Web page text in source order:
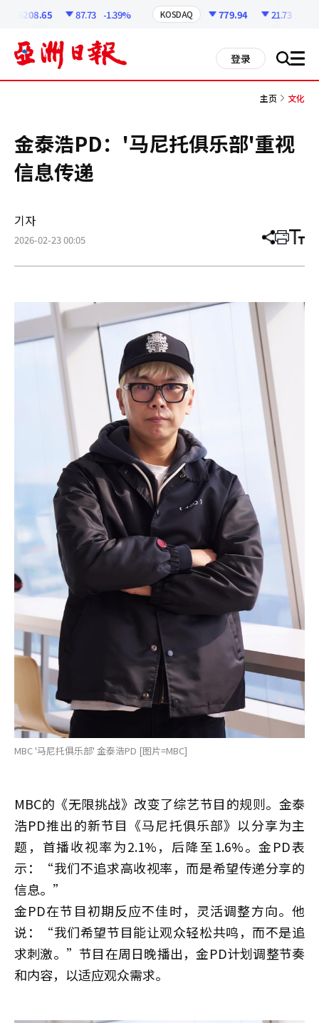
6208.65 87.73 -1.39% KOSDAQ 779.94 21.73 -2.71%
登录 搜 all
主页 文化
金泰浩PD：'马尼托俱乐部'重视
信息传递
기자
2026-02-23 00:05 分
章
打 调
小
MBC '马尼托俱乐部' 金泰浩PD [图片=MBC]
MBC的《无限挑战》改变了综艺节目的规则。金泰
浩PD推出的新节目《马尼托俱乐部》以分享为主
题，首播收视率为2.1%，后降至1.6%。金PD表
示：“我们不追求高收视率，而是希望传递分享的
信息。”
金PD在节目初期反应不佳时，灵活调整方向。他
说：“我们希望节目能让观众轻松共鸣，而不是追
求刺激。”节目在周日晚播出，金PD计划调整节奏
和内容，以适应观众需求。